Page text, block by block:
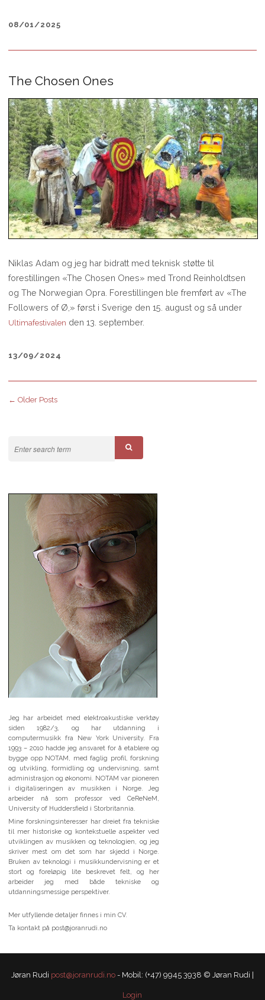
08/01/2025
The Chosen Ones
Niklas Adam og jeg har bidratt med teknisk støtte til
forestillingen «The Chosen Ones» med Trond Reinholdtsen
og The Norwegian Opra. Forestillingen ble fremført av «The
Followers of Ø,» først i Sverige den 15. august og så under
Ultimafestivalen den 13. september.
13/09/2024
← Older Posts
Jeg har arbeidet med elektroakustiske verktøy
siden 1982/3, og har utdanning i
computermusikk fra New York University. Fra
1993 – 2010 hadde jeg ansvaret for å etablere og
bygge opp NOTAM, med faglig profil, forskning
og utvikling, formidling og undervisning, samt
administrasjon og økonomi. NOTAM var pioneren
i digitaliseringen av musikken i Norge. Jeg
arbeider nå som professor ved CeReNeM,
University of Huddersfield i Storbritannia.
Mine forskningsinteresser har dreiet fra tekniske
til mer historiske og kontekstuelle aspekter ved
utviklingen av musikken og teknologien, og jeg
skriver mest om det som har skjedd i Norge.
Bruken av teknologi i musikkundervisning er et
stort og foreløpig lite beskrevet felt, og her
arbeider jeg med både tekniske og
utdanningsmessige perspektiver.
Mer utfyllende detaljer finnes i min CV.
Ta kontakt på post@joranrudi.no
Jøran Rudi post@joranrudi.no- Mobil: (+47) 9945 3938 © Jøran Rudi |
Login